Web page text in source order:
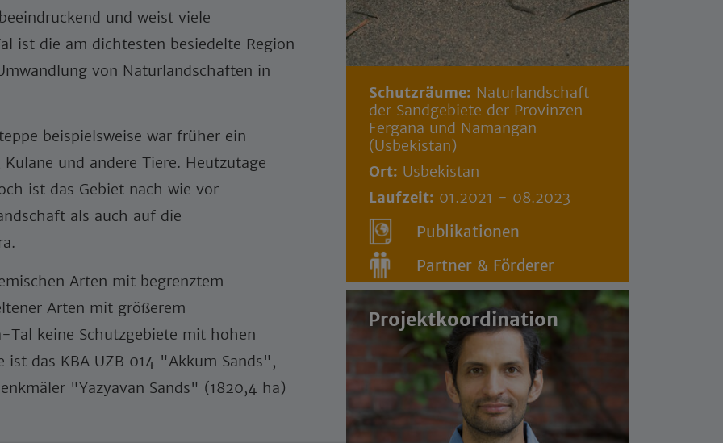
und weist viele
ist die am dichtesten besiedelte Region
von Naturlandschaften in
beispielsweise war früher ein
und andere Tiere. Heutzutage
ist das Gebiet nach wie vor
als auch auf die
Arten mit begrenztem
Arten mit größerem
Tal keine Schutzgebiete mit hohen
ist das KBA UZB 014 "Akkum Sands",
"Yazyavan Sands" (1820,4 ha)
Schutzräume: Naturlandschaft
der Sandgebiete der Provinzen
Fergana und Namangan
(Usbekistan)
Ort: Usbekistan
Laufzeit: 01.2021 - 08.2023
Publikationen
Partner & Förderer
Projektkoordination